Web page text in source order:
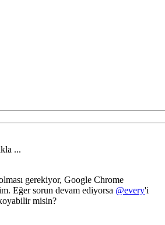
...
gerekiyor, Google Chrome
Eğer sorun devam ediyorsa @every'i
misin?